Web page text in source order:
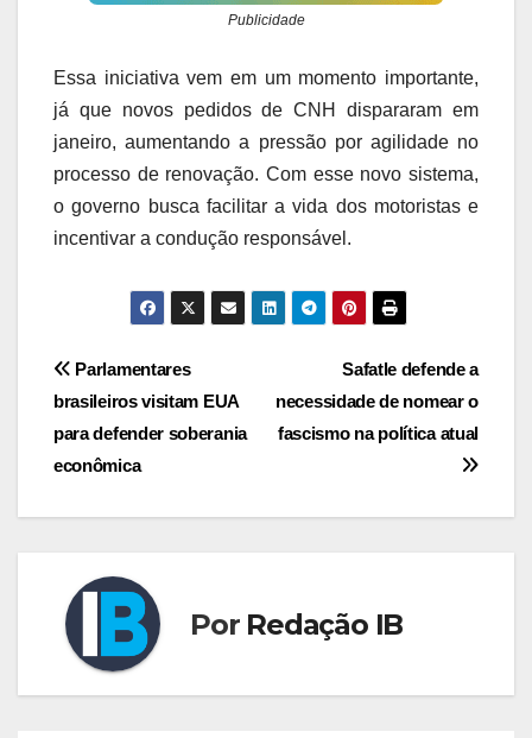
Publicidade
Essa iniciativa vem em um momento importante,
já que novos pedidos de CNH dispararam em
janeiro, aumentando a pressão por agilidade no
processo de renovação. Com esse novo sistema,
o governo busca facilitar a vida dos motoristas e
incentivar a condução responsável.
Navegação
de
Post
Safatle defende a
necessidade de nomear o
fascismo na política atual
Parlamentares
brasileiros visitam EUA
para defender soberania
econômica
Por Redação IB